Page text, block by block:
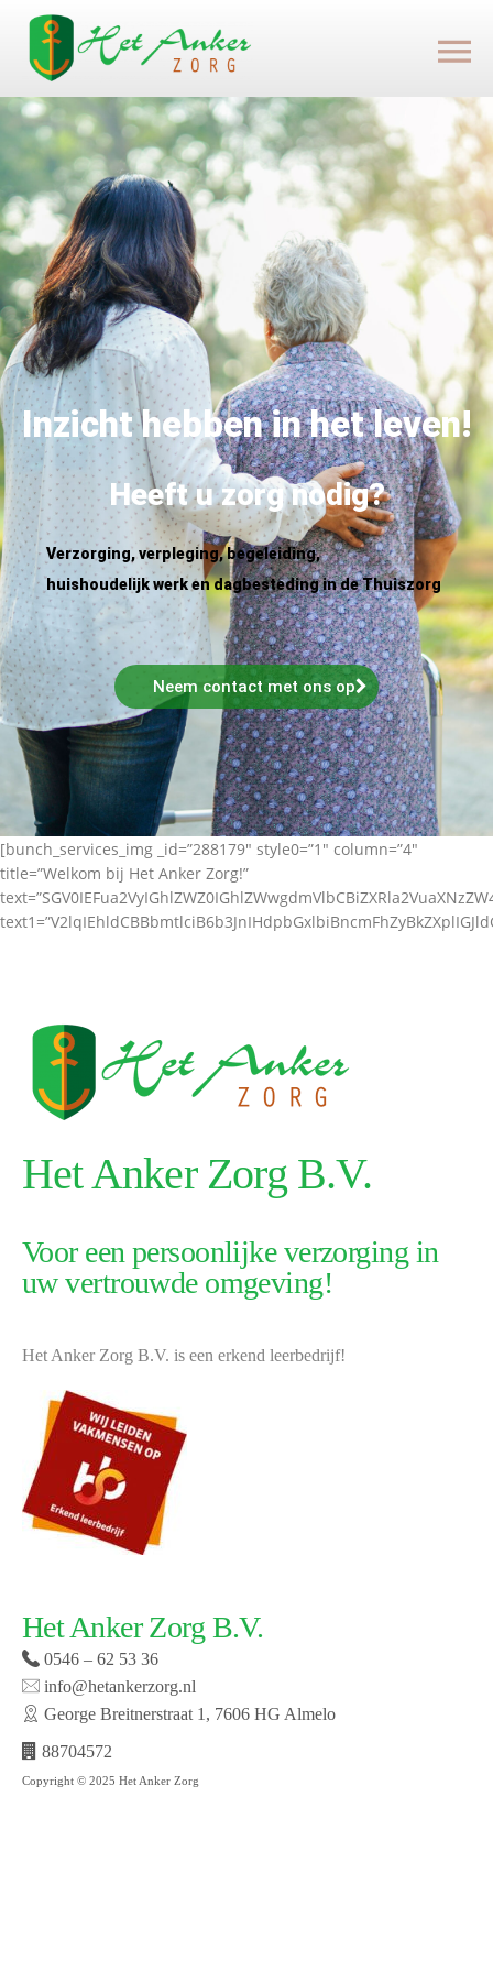
Inzicht hebben in het leven!
Heeft u zorg nodig?
Verzorging, verpleging, begeleiding,
huishoudelijk werk en dagbesteding in de Thuiszorg
Neem contact met ons op
[bunch_services_img _id=”288179″ style0=”1″ column=”4″
title=”Welkom bij Het Anker Zorg!”
Het Anker Zorg B.V.
Voor een persoonlijke verzorging in
uw vertrouwde omgeving!
Het Anker Zorg B.V. is een erkend leerbedrijf!
Het Anker Zorg B.V.
0546 – 62 53 36
info@hetankerzorg.nl
George Breitnerstraat 1, 7606 HG Almelo
88704572
Copyright © 2025 Het Anker Zorg